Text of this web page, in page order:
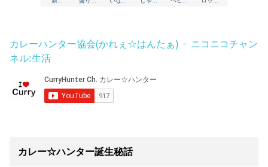
カレーハンター協会(かれぇ☆はんたぁ) - ニコニコチャン
ネル:生活
カレー☆ハンター誕生秘話